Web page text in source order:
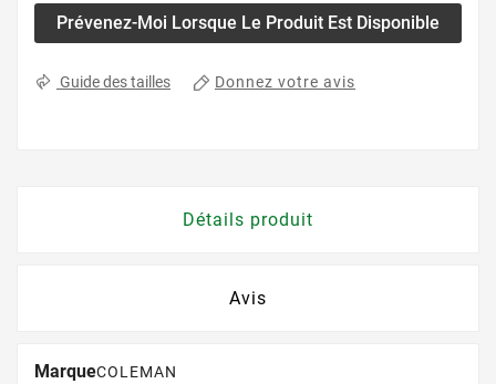
Prévenez-Moi Lorsque Le Produit Est Disponible
Guide des tailles Donnez votre avis
Détails produit
Avis
MarqueCOLEMAN